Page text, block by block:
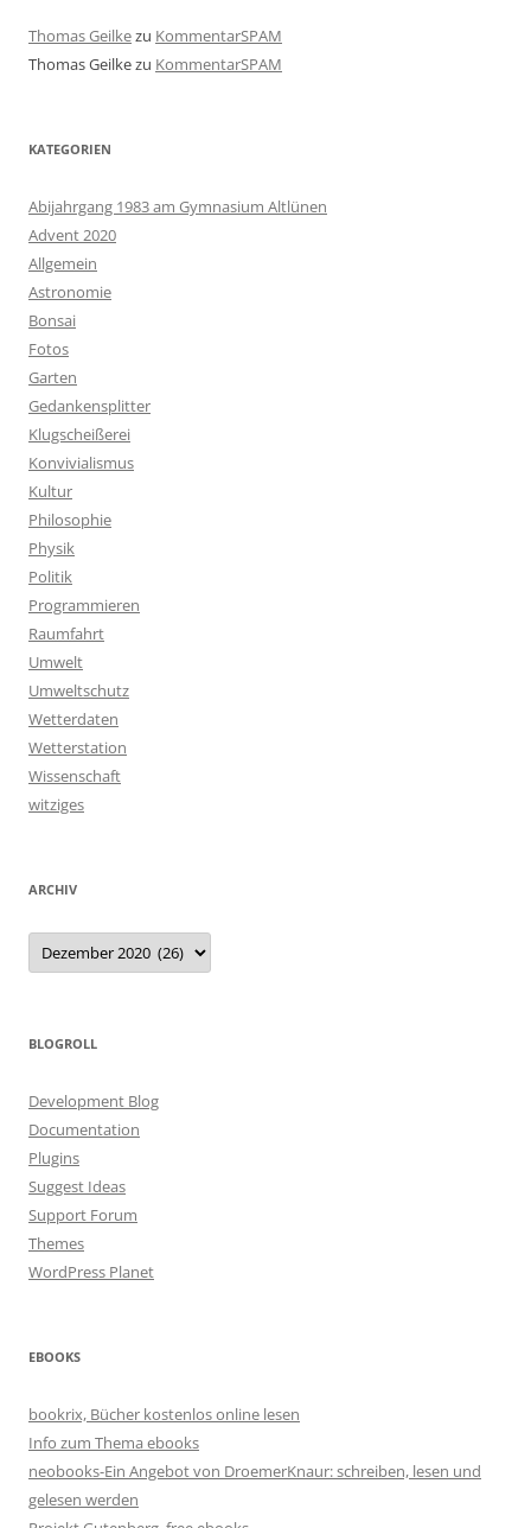
Thomas Geilkezu KommentarSPAM
Thomas Geilkezu KommentarSPAM
KATEGORIEN
Abijahrgang 1983 am Gymnasium Altlünen
Advent 2020
Allgemein
Astronomie
Bonsai
Fotos
Garten
Gedankensplitter
Klugscheißerei
Konvivialismus
Kultur
Philosophie
Physik
Politik
Programmieren
Raumfahrt
Umwelt
Umweltschutz
Wetterdaten
Wetterstation
Wissenschaft
witziges
ARCHIV
Archiv
BLOGROLL
Development Blog
Documentation
Plugins
Suggest Ideas
Support Forum
Themes
WordPress Planet
EBOOKS
bookrix, Bücher kostenlos online lesen
Info zum Thema ebooks
neobooks-Ein Angebot von DroemerKnaur: schreiben, lesen und
gelesen werden